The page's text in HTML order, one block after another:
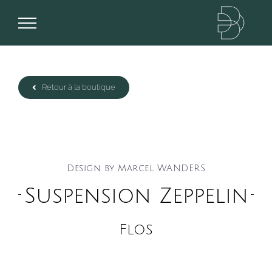
contenu
Retour à la boutique
Design by Marcel WANDERS
Suspension Zeppelin
Flos